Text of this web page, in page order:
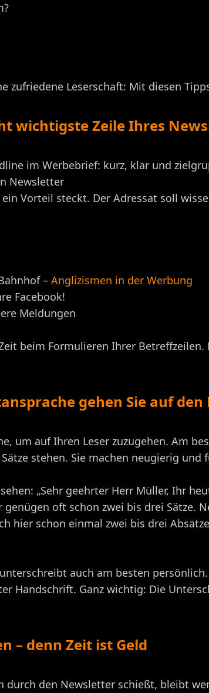
zufriedene Leserschaft: Mit diesen
wichtigste Zeile Ihres
im Werbebrief: kurz, klar und
Newsletter
Vorteil steckt. Der Adressat soll
– Anglizismen in der Werbung
Facebook!
Meldungen
beim Formulieren Ihrer
gehen Sie auf den
um auf Ihren Leser zuzugehen. Am
stehen. Sie machen neugierig
„Sehr geehrter Herr Müller, Ihr
oft schon zwei bis drei Sätze.
hier schon einmal zwei bis drei
auch am besten
Handschrift. Ganz wichtig: Die
– denn Zeit ist Geld
durch den Newsletter schießt, bleibt